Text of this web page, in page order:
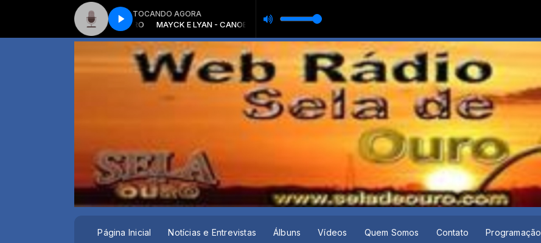
TOCANDO AGORA
MAYCK E LYAN - CANOEIRO MAYCK E LYAN - CANOEIRO
Página Inicial Notícias e Entrevistas Álbuns Vídeos Quem Somos Contato Programação